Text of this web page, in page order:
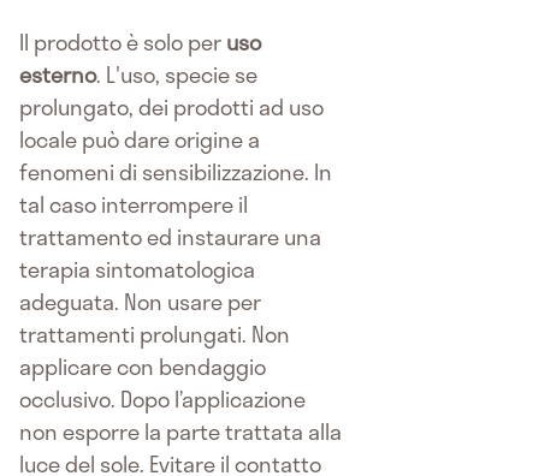
Il prodotto è solo peruso
esterno. L'uso, specie se
prolungato, dei prodotti ad uso
locale può dare origine a
fenomeni di sensibilizzazione. In
tal caso interrompere il
trattamento ed instaurare una
terapia sintomatologica
adeguata. Non usare per
trattamenti prolungati. Non
applicare con bendaggio
occlusivo. Dopo l’applicazione
non esporre la parte trattata alla
luce del sole. Evitare il contatto